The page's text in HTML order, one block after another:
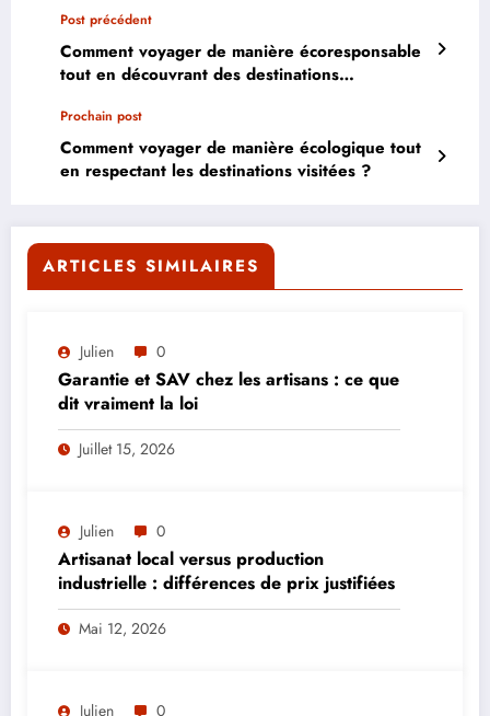
Post précédent
Comment voyager de manière écoresponsable
tout en découvrant des destinations
Prochain post
Comment voyager de manière écologique tout
en respectant les destinations visitées ?
ARTICLES SIMILAIRES
Julien 0
Garantie et SAV chez les artisans : ce que
dit vraiment la loi
Juillet 15, 2026
Julien 0
Artisanat local versus production
industrielle : différences de prix justifiées
Mai 12, 2026
Julien 0